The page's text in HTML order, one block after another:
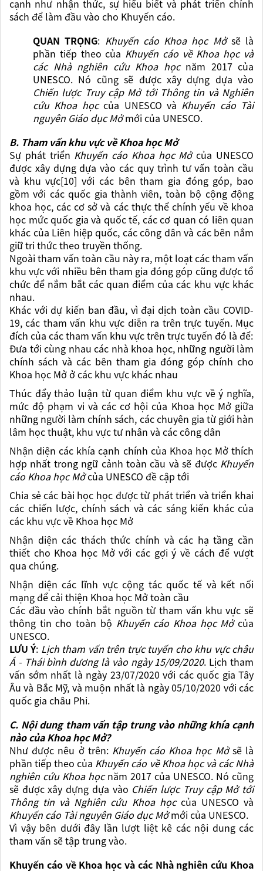
cạnh như nhận thức, sự hiểu biết và phát triển chính
sách để làm đầu vào cho Khuyến cáo.
QUAN TRỌNG: Khuyến cáo Khoa học Mởsẽ là
phần tiếp theo của Khuyến cáo về Khoa học và
các Nhà nghiên cứu Khoa họcnăm 2017 của
UNESCO. Nó cũng sẽ được xây dựng dựa vào
Chiến lược Truy cập Mở tới Thông tin và Nghiên
cứu Khoa họccủa UNESCO và Khuyến cáo Tài
nguyên Giáo dục Mởmới của UNESCO.
B. Tham vấn khu vực về Khoa học Mở
Sự phát triển Khuyến cáo Khoa học Mởcủa UNESCO
được xây dựng dựa vào các quy trình tư vấn toàn cầu
và khu vực[10] với các bên tham gia đóng góp, bao
gồm với các quốc gia thành viên, toàn bộ cộng động
khoa học, các cơ sởvà các thực thể chính yếu về khoa
học mức quốc gia và quốc tế, các cơ quan có liên quan
khác của Liên hiệp quốc, các công dân và các bên nắm
giữ tri thức theo truyền thống.
Ngoài tham vấn toàn cầu này ra, một loạt các tham vấn
khu vực với nhiều bên tham gia đóng góp cũng được tổ
chức để nắm bắt các quan điểm của các khu vực khác
nhau.
Khác với dự kiến ban đầu, vì đại dịch toàn cầu COVID-
19, các tham vấn khu vực diễn ra trên trực tuyến. Mục
đích của các tham vấn khu vực trên trực tuyến đó là để:
Đưa tới cùng nhau các nhà khoa học, những người làm
chính sách và các bên tham gia đóng góp chính cho
Khoa học Mở ở các khu vực khác nhau
Thúc đẩy thảo luận từ quan điểm khu vực về ý nghĩa,
mức độ phạm vi và các cơ hội của Khoa học Mở giữa
những người làm chính sách, các chuyên gia từ giới hàn
lâm học thuật, khu vực tư nhân và các công dân
Nhận diện các khía cạnh chính của Khoa học Mở thích
hợp nhất trong ngữ cảnh toàn cầu và sẽ được Khuyến
cáo Khoa học Mởcủa UNESCO đề cập tới
Chia sẻ các bài học học được từ phát triển và triển khai
các chiến lược, chính sách và các sáng kiến khác của
các khu vực về Khoa học Mở
Nhận diện các thách thức chính và các hạ tầng cần
thiết cho Khoa học Mở với các gợi ý về cách để vượt
qua chúng.
Nhận diện các lĩnh vực cộng tác quốc tế và kết nối
mạng để cải thiện Khoa học Mở toàn cầu
Các đầu vào chính bắt nguồn từ tham vấn khu vực sẽ
thông tin cho toàn bộ Khuyến cáo Khoa học Mởcủa
UNESCO.
LƯU Ý: Lịch tham vấn trên trực tuyến cho khu vực châu
Á - Thái bình dương là vào ngày 15/09/2020. Lịch tham
vấn sớm nhất là ngày 23/07/2020 với các quốc gia Tây
Âu và Bắc Mỹ, và muộn nhất là ngày 05/10/2020 với các
quốc gia châu Phi.
C. Nội dung tham vấn tập trung vào những khía cạnh
nào của Khoa học Mở?
Như được nêu ở trên: Khuyến cáo Khoa học Mởsẽ là
phần tiếp theo của Khuyến cáo về Khoa học và các Nhà
nghiên cứu Khoa họcnăm 2017 của UNESCO. Nó cũng
sẽ được xây dựng dựa vào Chiến lược Truy cập Mở tới
Thông tin và Nghiên cứu Khoa học của UNESCO và
Khuyến cáo Tài nguyên Giáo dục Mởmới của UNESCO.
Vì vậy bên dưới đây lần lượt liệt kê các nội dung các
tham vấn sẽ tập trung vào.
Khuyến cáo về Khoa học và các Nhà nghiên cứu Khoa